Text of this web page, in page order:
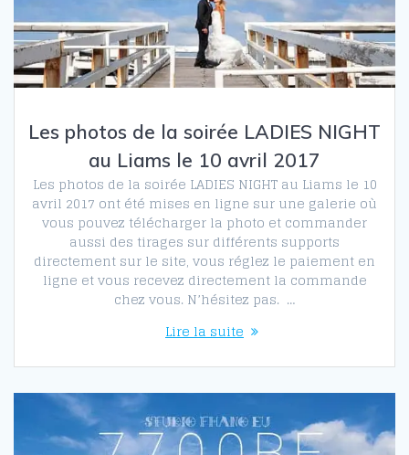
Les photos de la soirée LADIES NIGHT
au Liams le 10 avril 2017
Les photos de la soirée LADIES NIGHT au Liams le 10
avril 2017 ont été mises en ligne sur une galerie où
vous pouvez télécharger la photo et commander
aussi des tirages sur différents supports
directement sur le site, vous réglez le paiement en
ligne et vous recevez directement la commande
chez vous. N’hésitez pas. …
Lire la suite